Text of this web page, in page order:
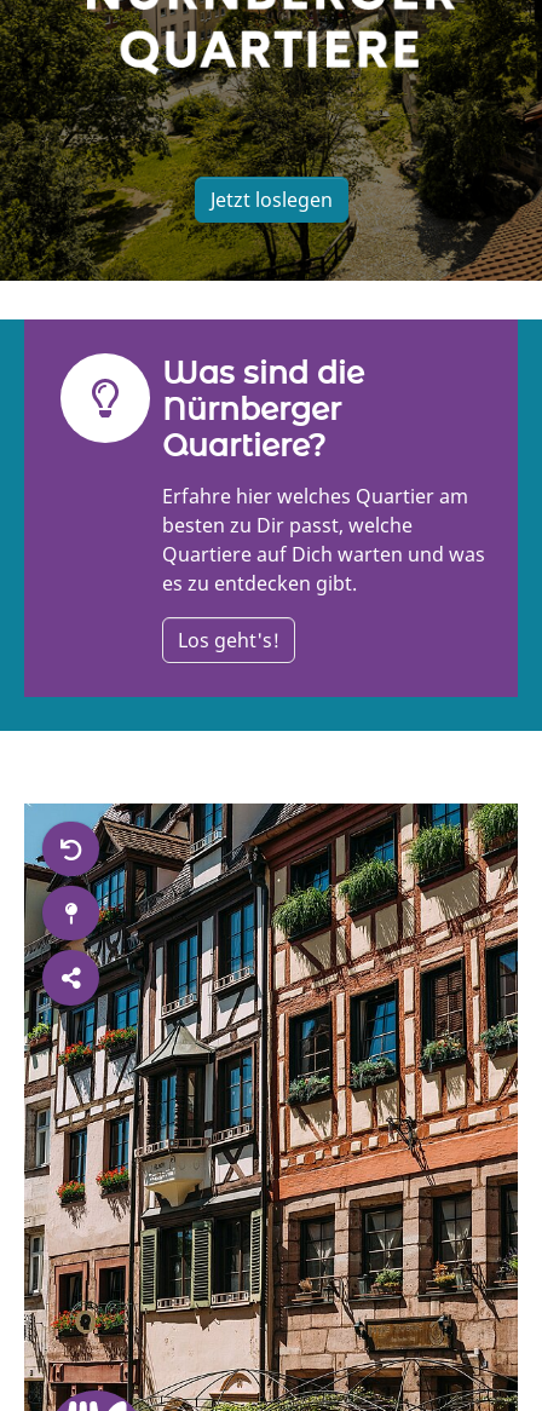
Jetzt loslegen
Was sind die
Nürnberger
Quartiere?
Erfahre hier welches Quartier am
besten zu Dir passt, welche
Quartiere auf Dich warten und was
es zu entdecken gibt.
Los geht's!